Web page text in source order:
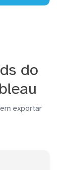
do
exportar